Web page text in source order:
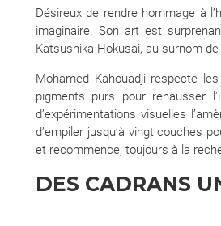
Désireux de rendre hommage à
imaginaire. Son art est
Katsushika Hokusai, au surnom
Mohamed Kahouadji respecte
pigments purs pour rehausser
d’expérimentations visuelles
d’empiler jusqu’à vingt couches
et recommence, toujours à la
DES CADRANS